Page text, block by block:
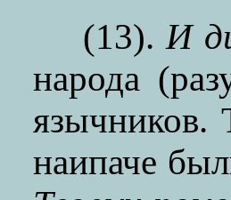
(13).И
народа
язычников.
наипаче